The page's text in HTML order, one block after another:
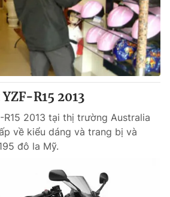
R15 2013
R15 2013 tại thị trường Australia
về kiểu dáng và trang bị và
đô la Mỹ.